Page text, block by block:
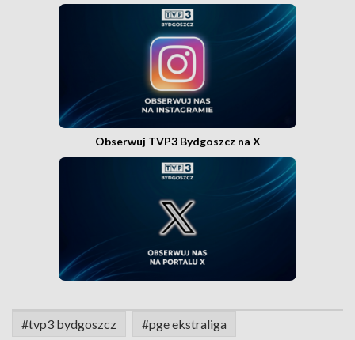
Obserwuj TVP3 Bydgoszcz na X
#tvp3 bydgoszcz #pge ekstraliga